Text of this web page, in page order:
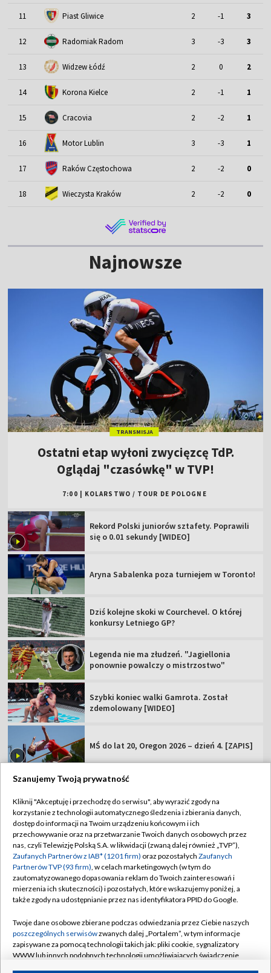
11 Piast Gliwice 2 -1 3
12 Radomiak Radom 3 -3 3
13 Widzew Łódź 2 0 2
14 Korona Kielce 2 -1 1
15 Cracovia 2 -2 1
16 Motor Lublin 3 -3 1
17 Raków Częstochowa 2 -2 0
18 Wieczysta Kraków 2 -2 0
Najnowsze
TRANSMISJA
Ostatni etap wyłoni zwycięzcę TdP.
Oglądaj "czasówkę" w TVP!
7:00 KOLARSTWO / TOUR DE POLOGNE
Rekord Polski juniorów sztafety. Poprawili
się o 0.01 sekundy [WIDEO]
Aryna Sabalenka poza turniejem w Toronto!
Dziś kolejne skoki w Courchevel. O której
konkursy Letniego GP?
Legenda nie ma złudzeń. "Jagiellonia
ponownie powalczy o mistrzostwo"
Szybki koniec walki Gamrota. Został
zdemolowany [WIDEO]
MŚ do lat 20, Oregon 2026 – dzień 4. [ZAPIS]
TVP
Abonament TVP
Sklep TVP
Biuro Reklamy
Oferta Handlowa
Emisja w TVP
Rada Programowa
Ogłoszenia przetargowe
Regulamin TVP
Polityka prywatności
Moje zgody
Biuro reklamy
Kanały
Szanujemy Twoją prywatność
Kliknij "Akceptuję i przechodzę do serwisu", aby wyrazić zgody na
korzystanie z technologii automatycznego śledzenia i zbierania danych,
dostęp do informacji na Twoim urządzeniu końcowym i ich
przechowywanie oraz na przetwarzanie Twoich danych osobowych przez
nas, czyli Telewizję Polską S.A. w likwidacji (zwaną dalej również „TVP”),
Zaufanych Partnerów z IAB* (1201 firm) oraz pozostałych Zaufanych
Partnerów TVP (93 firm), w celach marketingowych (w tym do
zautomatyzowanego dopasowania reklam do Twoich zainteresowań i
mierzenia ich skuteczności) i pozostałych, które wskazujemy poniżej, a
także zgody na udostępnianie przez nas identyfikatora PPID do Google.
Twoje dane osobowe zbierane podczas odwiedzania przez Ciebie naszych
poszczególnych serwisówzwanych dalej „Portalem”, w tym informacje
zapisywane za pomocą technologii takich jak: pliki cookie, sygnalizatory
WWW lub innych podobnych technologii umożliwiających świadczenie